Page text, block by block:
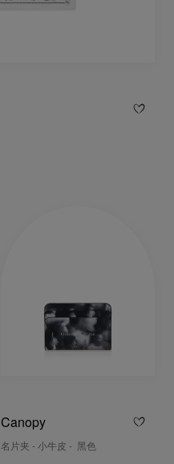
Canopy
名片夹 - 小牛皮 - 黑色